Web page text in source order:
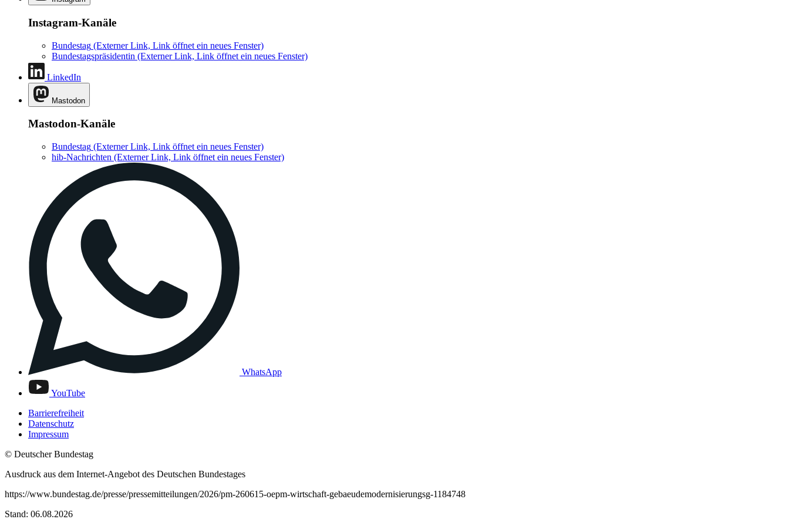
Instagram-Kanäle
Bundestag (Externer Link, Link öffnet ein neues Fenster)
Bundestagspräsidentin (Externer Link, Link öffnet ein neues Fenster)
LinkedIn
Mastodon
Mastodon-Kanäle
Bundestag (Externer Link, Link öffnet ein neues Fenster)
hib-Nachrichten (Externer Link, Link öffnet ein neues Fenster)
WhatsApp
YouTube
Barrierefreiheit
Datenschutz
Impressum
© Deutscher Bundestag
Ausdruck aus dem Internet-Angebot des Deutschen Bundestages
https://www.bundestag.de/presse/pressemitteilungen/2026/pm-260615-oepm-wirtschaft-gebaeudemodernisierungsg-1184748
Stand: 06.08.2026